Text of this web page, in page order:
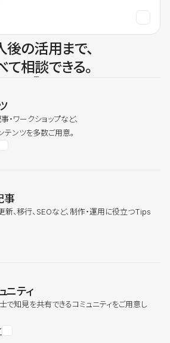
後の活用まで、
て相談できる。
・ワークショップなど、
ンツを多数ご用意。
事
新、移行、SEOなど、制作・運用に役立つTips
ニティ
で知見を共有できるコミュニティをご用意し